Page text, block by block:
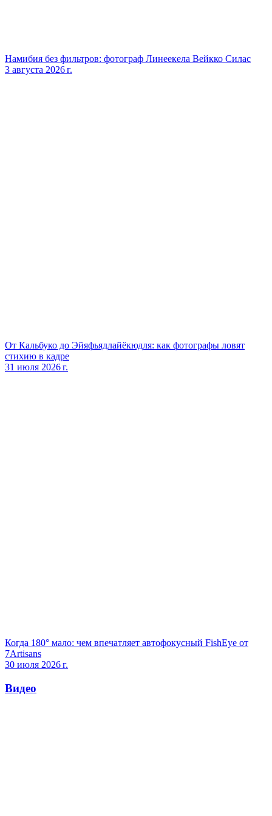
Намибия без фильтров: фотограф Линеекела Вейкко Силас
3 августа 2026 г.
От Кальбуко до Эйяфьядлайёкюдля: как фотографы ловят
стихию в кадре
31 июля 2026 г.
Когда 180° мало: чем впечатляет автофокусный FishEye от
7Artisans
30 июля 2026 г.
Видео